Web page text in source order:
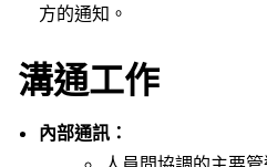
方的通知。
溝通工作
內部通訊：